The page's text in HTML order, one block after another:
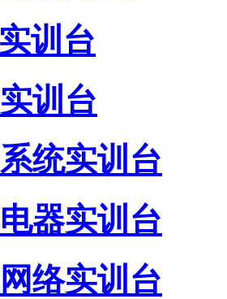
训台
训台
统实训台
器实训台
络实训台